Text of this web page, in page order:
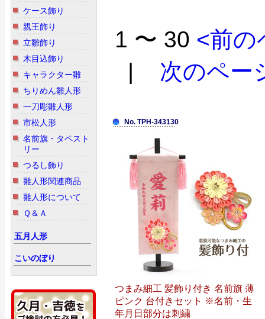
ケース飾り
親王飾り
立雛飾り
木目込飾り
キャラクター雛
ちりめん雛人形
一刀彫雛人形
市松人形
名前旗・タペスト
リー
つるし飾り
雛人形関連商品
雛人形について
Ｑ＆Ａ
五月人形
こいのぼり
1 〜 30 <前の
| 次のペー
No. TPH-343130
つまみ細工 髪飾り付き 名前旗 薄
ピンク 台付きセット ※名前・生
年月日部分は刺繍